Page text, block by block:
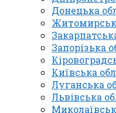
Донецька
Запорізька
Київська
Луганська
Львівська